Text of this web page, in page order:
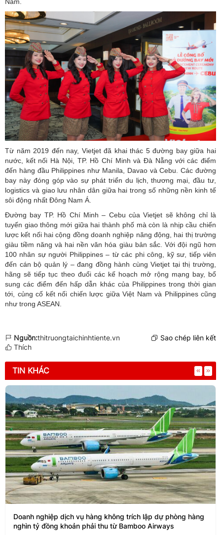
Từ năm 2019 đến nay, Vietjet đã khai thác 5 đường bay giữa hai
nước, kết nối Hà Nội, TP. Hồ Chí Minh và Đà Nẵng với các điểm
đến hàng đầu Philippines như Manila, Davao và Cebu. Các đường
bay này đóng góp vào sự phát triển du lịch, thương mại, đầu tư,
logistics và giao lưu nhân dân giữa hai trong số những nền kinh tế
sôi động nhất Đông Nam Á.
Đường bay TP. Hồ Chí Minh – Cebu của Vietjet sẽ không chỉ là
tuyến giao thông mới giữa hai thành phố mà còn là nhịp cầu chiến
lược kết nối hai cộng đồng doanh nghiệp năng động, hai thị trường
giàu tiềm năng và hai nền văn hóa giàu bản sắc. Với đội ngũ hơn
100 nhân sự người Philippines – từ các phi công, kỹ sư, tiếp viên
đến cán bộ quản lý – đang đồng hành cùng Vietjet tại thị trường,
hãng sẽ tiếp tục theo đuổi các kế hoạch mở rộng mạng bay, bổ
sung các điểm đến hấp dẫn khác của Philippines trong thời gian
tới, củng cố kết nối chiến lược giữa Việt Nam và Philippines cũng
như trong ASEAN.
Nguồn:thitruongtaichinhtiente.vn
Sao chép liên kết
Thích
TIN KHÁC
Lý do lợi nhuận nhiều chủ đầu tư khu công nghiệp sụt giảm